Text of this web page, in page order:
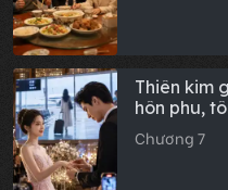
Thiên kim
hôn phu,
còn cô ta
Chương 7